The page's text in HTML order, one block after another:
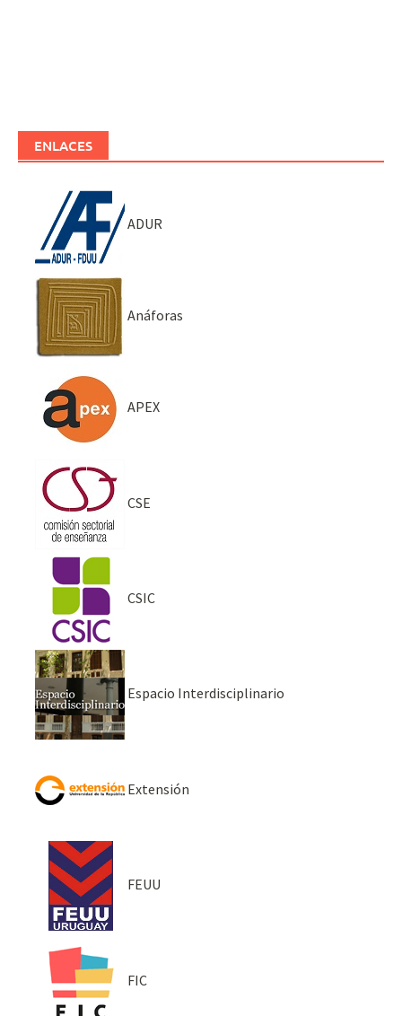
ENLACES
ADUR
Anáforas
APEX
CSE
CSIC
Espacio Interdisciplinario
Extensión
FEUU
FIC